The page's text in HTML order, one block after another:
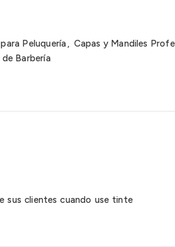
Peluquería, Capas y Mandiles
Barbería
sus clientes cuando use tinte